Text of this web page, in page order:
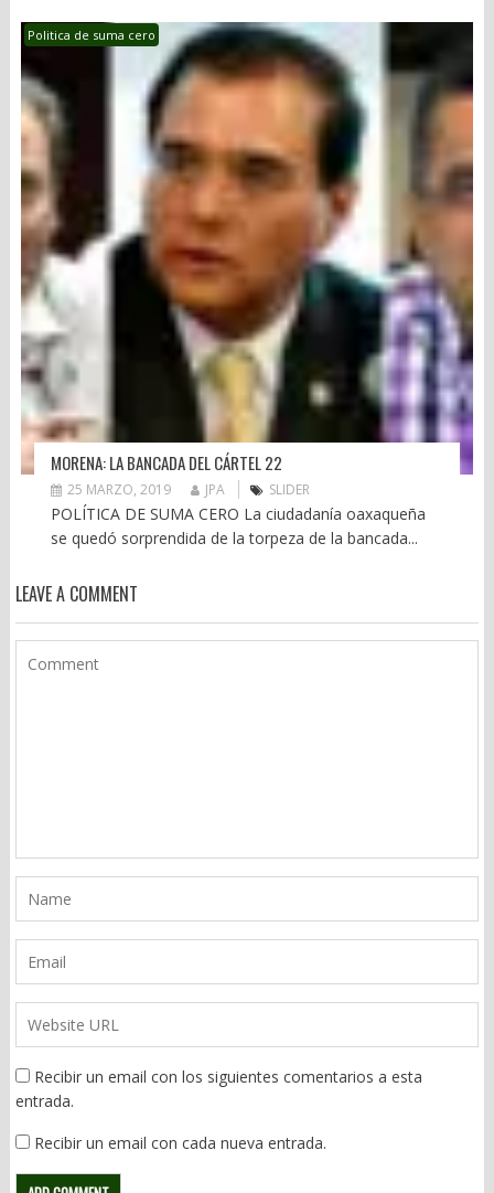
Politica de suma cero
MORENA: LA BANCADA DEL CÁRTEL 22
25 MARZO, 2019 JPA SLIDER
POLÍTICA DE SUMA CERO La ciudadanía oaxaqueña
se quedó sorprendida de la torpeza de la bancada...
LEAVE A COMMENT
Recibir un email con los siguientes comentarios a esta
entrada.
Recibir un email con cada nueva entrada.